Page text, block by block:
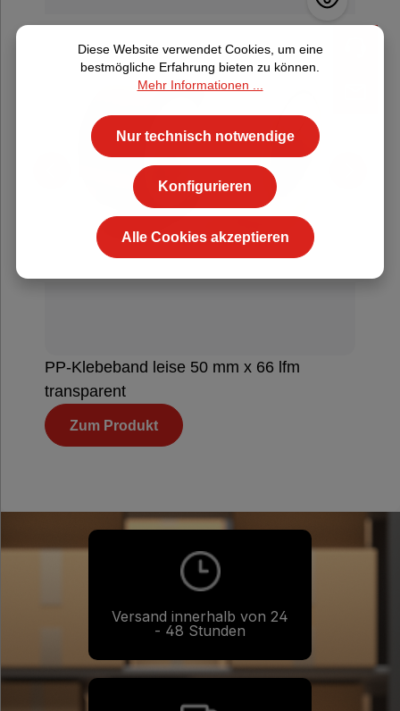
PP-Klebeband leise 50 mm x 66 lfm
transparent
Zum Produkt
Versand innerhalb von 24
- 48 Stunden
Diese Website verwendet Cookies, um eine
bestmögliche Erfahrung bieten zu können.
Mehr Informationen ...
Nur technisch notwendige
Konfigurieren
Alle Cookies akzeptieren